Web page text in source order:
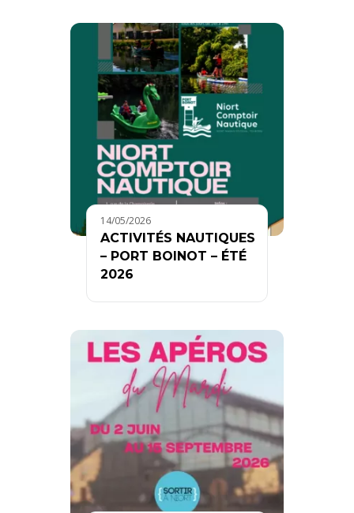
14/05/2026
ACTIVITÉS NAUTIQUES
– PORT BOINOT – ÉTÉ
2026